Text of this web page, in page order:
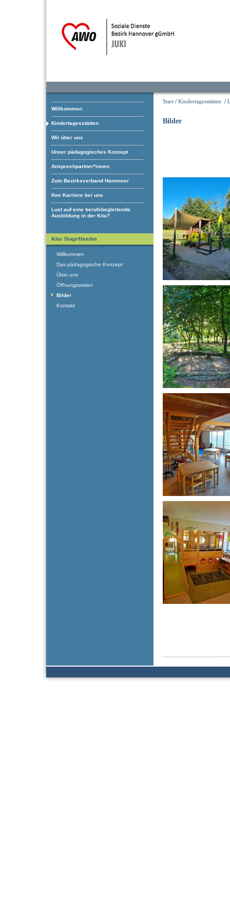
Willkommen
Kindertagesstätten
Wir über uns
Unser pädagogisches Konzept
Ansprechpartner*innen
Zum Bezirksverband Hannover
Ihre Karriere bei uns
Lust auf eine berufsbegleitende
Ausbildung in der Kita?
Start / Kindertagesstätten /
Bilder
Kita: Drage/Hunden
Willkommen
Das pädagogische Konzept
Über uns
Öffnungszeiten
Bilder
Kontakt